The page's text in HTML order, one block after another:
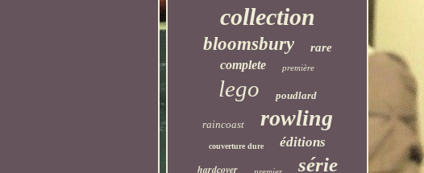
collection
bloomsbury rare
complete première
lego poudlard
raincoast rowling
couverture dure éditions
hardcover série